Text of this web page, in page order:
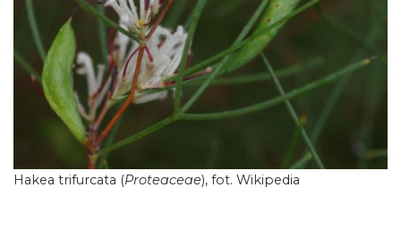
Hakea trifurcata (Proteaceae), fot. Wikipedia